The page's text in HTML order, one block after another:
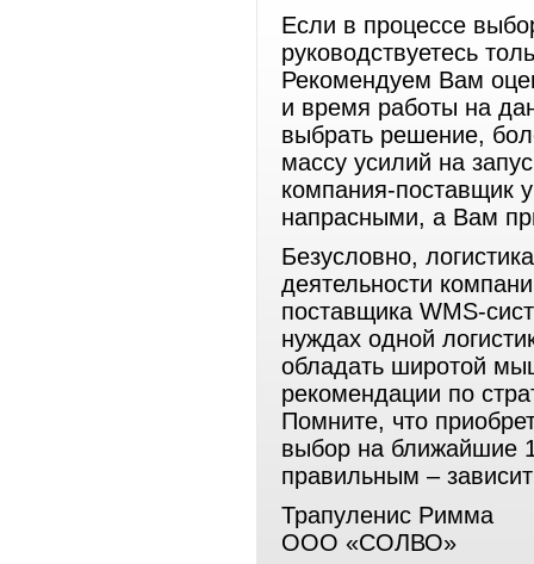
Если в процессе
руководствуетесь
Рекомендуем Вам
и время работы на
выбрать решение,
массу усилий на
компания-поставщик
напрасными, а Вам
Безусловно,
деятельности
поставщика WMS-
нуждах одной
обладать широтой
рекомендации по
Помните, что
выбор на ближайшие
правильным –
Трапуленис Римма
ООО «СОЛВО»